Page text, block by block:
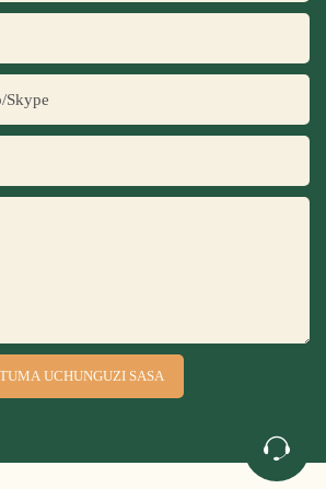
Skype
TUMA UCHUNGUZI SASA